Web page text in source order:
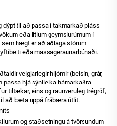
til að passa í takmarkað pláss
eða litlum geymslurúmum í
hægt er að aðlaga stórum
eða massageraunarbúnaði.
velgjarlegir hljómir (beisín, grár,
passa hjá sýnileika hámarkaðra
tiltækar, eins og raunveruleg trégróf,
að bæta uppá frábæra útlit.
og staðsetningu á tvörsundum